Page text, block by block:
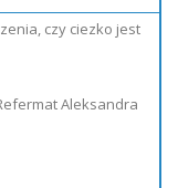
czy ciezko jest
Aleksandra